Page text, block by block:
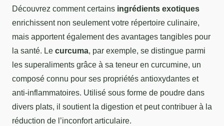
Découvrez comment certains ingrédients exotiques
enrichissent non seulement votre répertoire culinaire,
mais apportent également des avantages tangibles pour
la santé. Le curcuma, par exemple, se distingue parmi
les superaliments grâce à sa teneur en curcumine, un
composé connu pour ses propriétés antioxydantes et
anti-inflammatoires. Utilisé sous forme de poudre dans
divers plats, il soutient la digestion et peut contribuer à la
réduction de l’inconfort articulaire.